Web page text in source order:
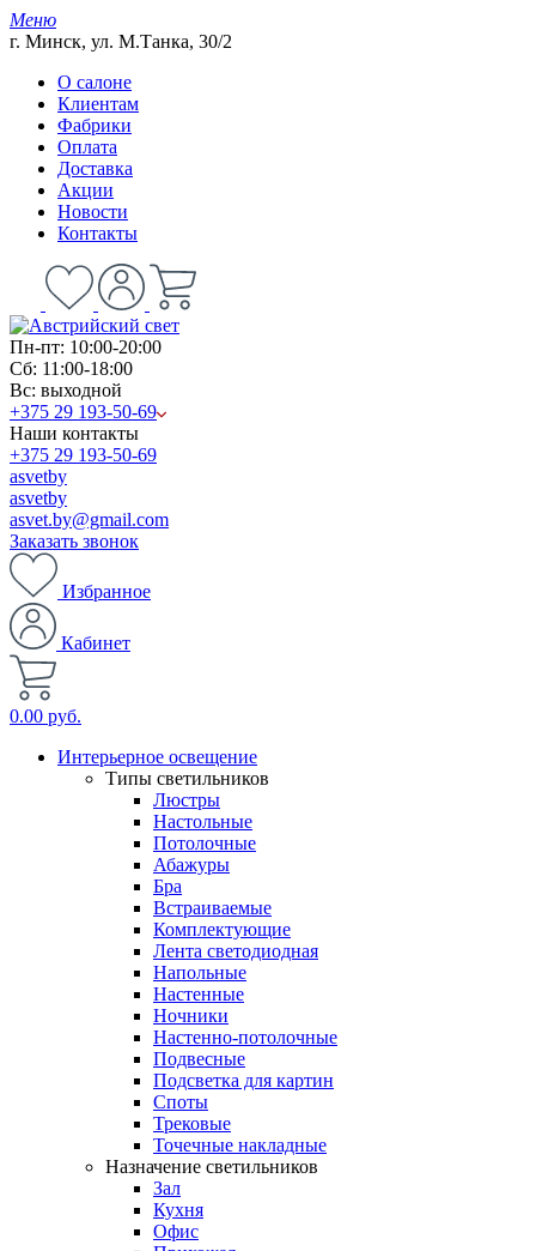
Меню
г. Минск, ул. М.Танка, 30/2
О салоне
Клиентам
Фабрики
Оплата
Доставка
Акции
Новости
Контакты
Пн-пт: 10:00-20:00
Сб: 11:00-18:00
Вс: выходной
+375 29 193-50-69
Наши контакты
+375 29 193-50-69
asvetby
asvetby
asvet.by@gmail.com
Заказать звонок
Избранное
Кабинет
0.00 руб.
Интерьерное освещение
Типы светильников
Люстры
Настольные
Потолочные
Абажуры
Бра
Встраиваемые
Комплектующие
Лента светодиодная
Напольные
Настенные
Ночники
Настенно-потолочные
Подвесные
Подсветка для картин
Споты
Трековые
Точечные накладные
Назначение светильников
Зал
Кухня
Офис